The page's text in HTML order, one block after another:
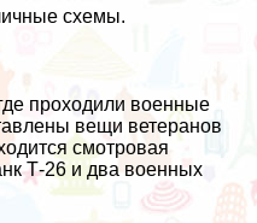
схемы.
проходили военные
вещи ветеранов
смотровая
Т-26 и два военных